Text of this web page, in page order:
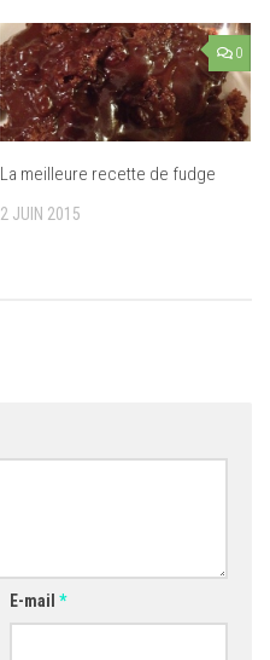
0
La meilleure recette de fudge
2 JUIN 2015
E-mail *